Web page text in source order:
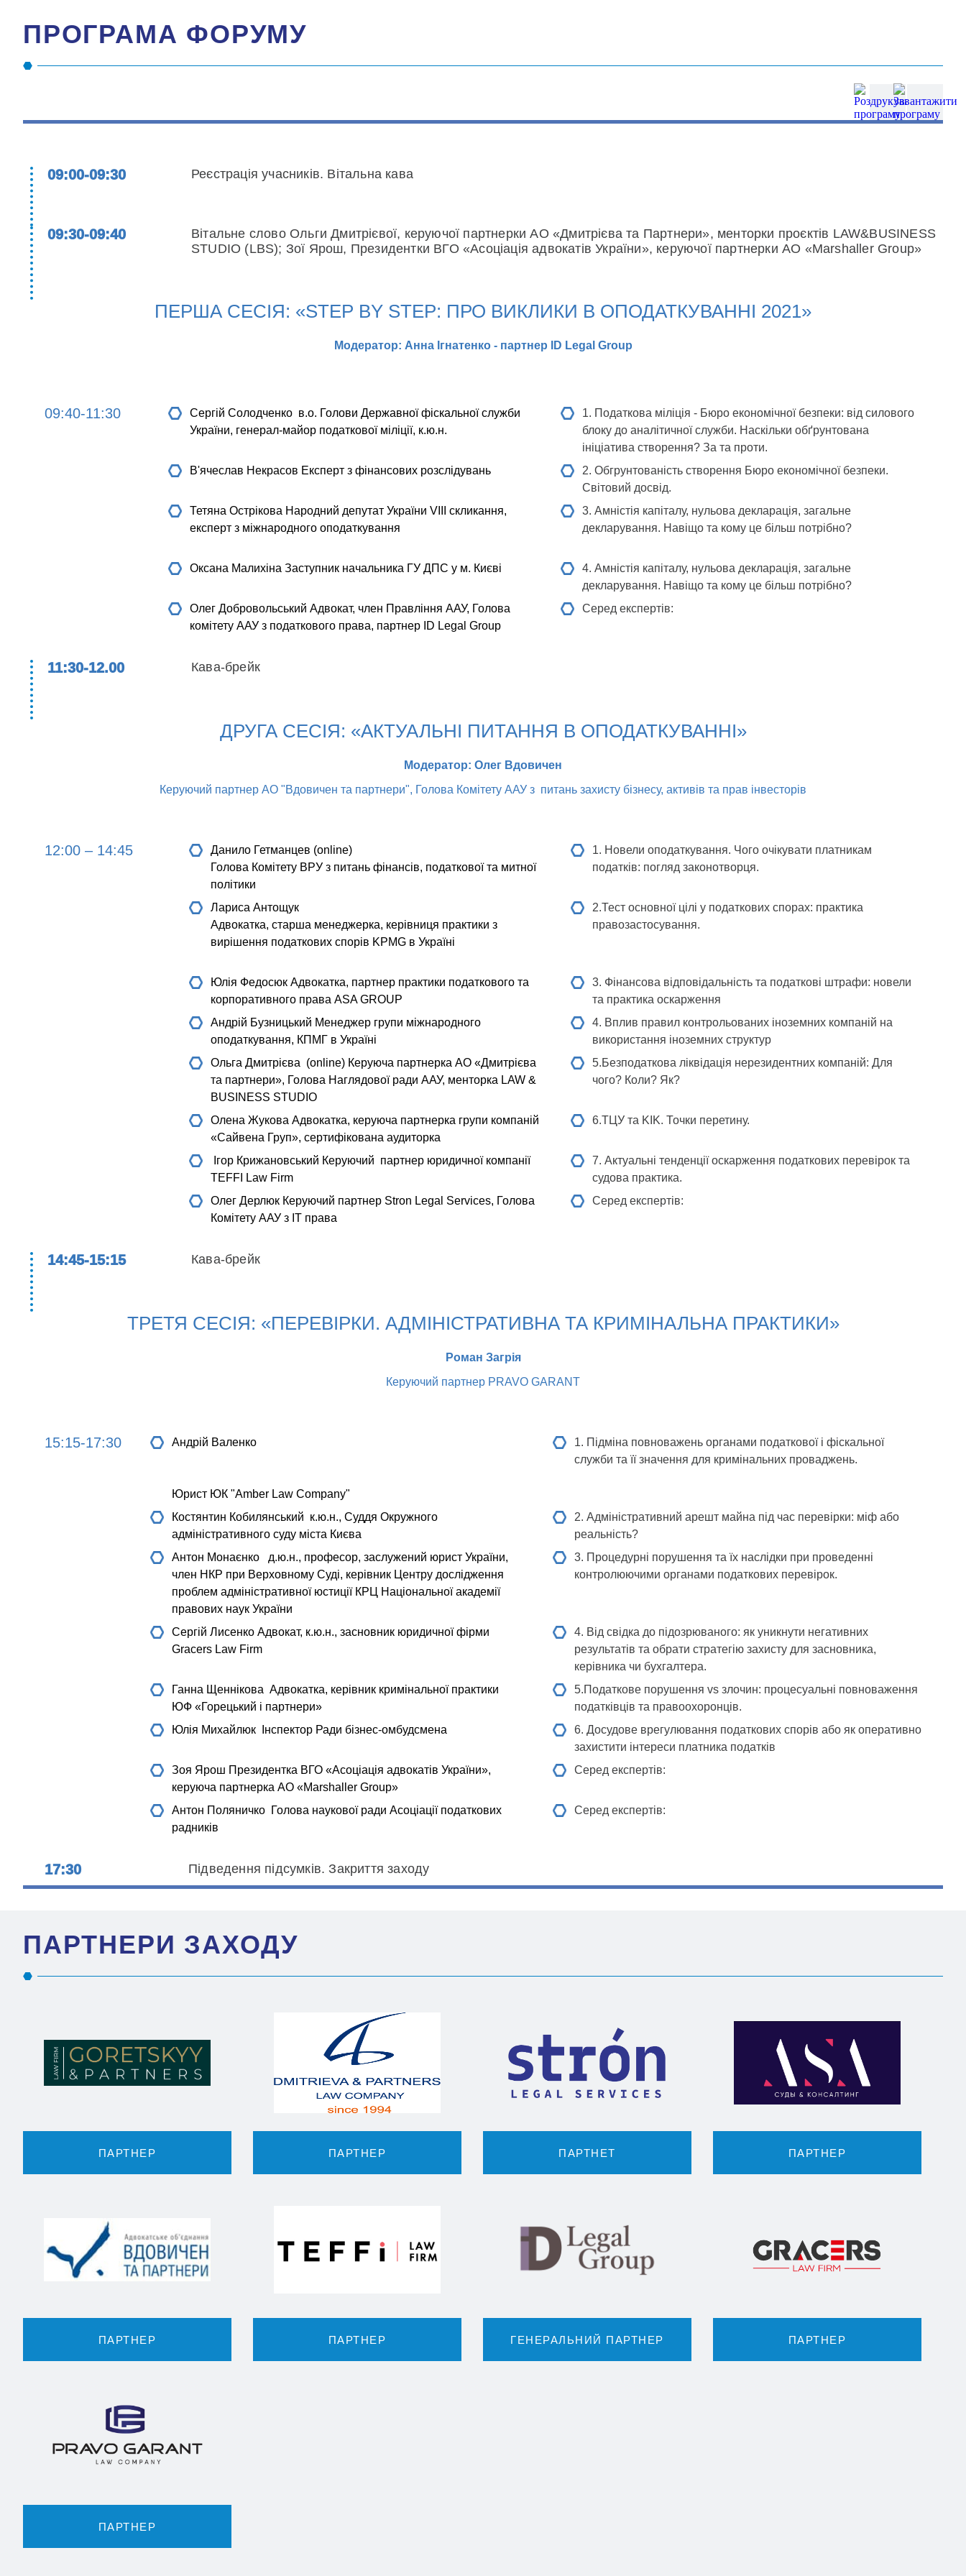
ПРОГРАМА ФОРУМУ
09:00-09:30 Реєстрація учасників. Вітальна кава
09:30-09:40
Вітальне слово Ольги Дмитрієвої, керуючої партнерки АО «Дмитрієва та Партнери», менторки проєктів LAW&BUSINESS
STUDIO (LBS); Зої Ярош, Президентки ВГО «Асоціація адвокатів України», керуючої партнерки АО «Marshaller Group»
ПЕРША СЕСІЯ: «STEP BY STEP: ПРО ВИКЛИКИ В ОПОДАТКУВАННІ 2021»
Модератор: Анна Ігнатенко - партнер ID Legal Group
09:40-11:30 Сергій Солодченко в.о. Голови Державної фіскальної служби
України, генерал-майор податкової міліції, к.ю.н.
1. Податкова міліція - Бюро економічної безпеки: від силового
блоку до аналітичної служби. Наскільки обґрунтована
ініціатива створення? За та проти.
В'ячеслав Некрасов Експерт з фінансових розслідувань
2. Обгрунтованість створення Бюро економічної безпеки.
Світовий досвід.
Тетяна Острікова Народний депутат України VIII скликання,
експерт з міжнародного оподаткування
3. Амністія капіталу, нульова декларація, загальне
декларування. Навіщо та кому це більш потрібно?
Оксана Малихiна Заступник начальника ГУ ДПС у м. Києвi
4. Амністія капіталу, нульова декларація, загальне
декларування. Навіщо та кому це більш потрібно?
Олег Добровольський Адвокат, член Правління ААУ, Голова
комітету ААУ з податкового права, партнер ID Legal Group
Серед експертів:
11:30-12.00 Кава-брейк
ДРУГА СЕСІЯ: «АКТУАЛЬНІ ПИТАННЯ В ОПОДАТКУВАННІ»
Модератор: Олег Вдовичен
Керуючий партнер АО "Вдовичен та партнери", Голова Комітету ААУ з питань захисту бізнесу, активів та прав інвесторів
12:00 – 14:45
Данило Гетманцев (online)
Голова Комітету ВРУ з питань фінансів, податкової та митної
політики
1. Новели оподаткування. Чого очікувати платникам
податків: погляд законотворця.
Лариса Антощук
Адвокатка, старша менеджерка, керівниця практики з
вирішення податкових спорів KPMG в Україні
2.Тест основної цілі у податкових спорах: практика
правозастосування.
Юлія Федосюк Адвокатка, партнер практики податкового та
корпоративного права ASA GROUP
3. Фінансова відповідальність та податкові штрафи: новели
та практика оскарження
Андрій Бузницький Менеджер групи міжнародного
оподаткування, КПМГ в Україні
4. Вплив правил контрольованих іноземних компаній на
використання іноземних структур
Ольга Дмитрієва (online) Керуюча партнерка АО «Дмитрієва
та партнери», Голова Наглядової ради ААУ, менторка LAW &
BUSINESS STUDIO
5.Безподаткова ліквідація нерезидентних компаній: Для
чого? Коли? Як?
Олена Жукова Адвокатка, керуюча партнерка групи компаній
«Сайвена Груп», сертифікована аудиторка
6.ТЦУ та KIK. Точки перетину.
Ігор Крижановський Керуючий партнер юридичної компанії
TEFFI Law Firm
7. Актуальні тенденції оскарження податкових перевірок та
судова практика.
Олег Дерлюк Керуючий партнер Stron Legal Services, Голова
Комітету ААУ з IT права
Серед експертів:
14:45-15:15 Кава-брейк
ТРЕТЯ СЕСІЯ: «ПЕРЕВІРКИ. АДМІНІСТРАТИВНА ТА КРИМІНАЛЬНА ПРАКТИКИ»
Роман Загрія
Керуючий партнер PRAVO GARANT
15:15-17:30 Андрій Валенко
Юрист ЮК "Amber Law Company"
1. Підміна повноважень органами податкової і фіскальної
служби та її значення для кримінальних проваджень.
Костянтин Кобилянський к.ю.н., Суддя Окружного
адміністративного суду міста Києва
2. Адміністративний арешт майна під час перевірки: міф або
реальність?
Антон Монаєнко
д.ю.н., професор, заслужений юрист України,
член НКР при Верховному Суді, керівник Центру дослідження
проблем адміністративної юстиції КРЦ Національної академії
правових наук України
3. Процедурні порушення та їх наслідки при проведенні
контролюючими органами податкових перевірок.
Сергій ЛисенкоАдвокат, к.ю.н., засновник юридичної фірми
Gracers Law Firm
4. Від свідка до підозрюваного: як уникнути негативних
результатів та обрати стратегію захисту для засновника,
керівника чи бухгалтера.
Ганна Щеннікова Адвокатка, керівник кримінальної практики
ЮФ «Горецький і партнери»
5.Податкове порушення vs злочин: процесуальні повноваження
податківців та правоохоронців.
Юлія Михайлюк
Інспектор Ради бізнес-омбудсмена
6. Досудове врегулювання податкових спорів або як оперативно
захистити інтереси платника податків
Зоя Ярош Президентка ВГО «Асоціація адвокатів України»,
керуюча партнерка АО «Marshaller Group»
Серед експертів:
Антон ПоляничкоГолова наукової ради Асоціації податкових
радників
Серед експертів:
17:30 Підведення підсумків. Закриття заходу
ПАРТНЕРИ ЗАХОДУ
ПАРТНЕР ПАРТНЕР ПАРТНЕТ ПАРТНЕР
ПАРТНЕР ПАРТНЕР ГЕНЕРАЛЬНИЙ ПАРТНЕР ПАРТНЕР
ПАРТНЕР